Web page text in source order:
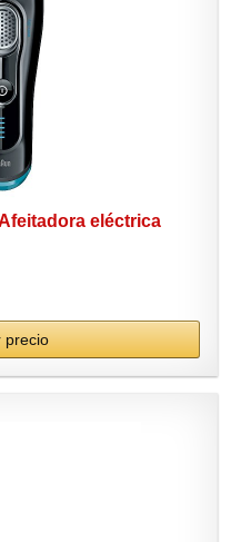
eléctrica
precio